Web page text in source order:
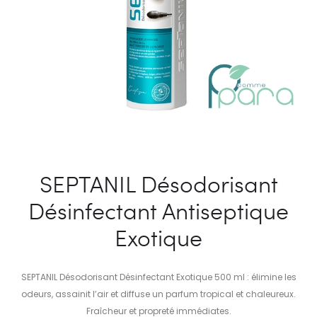
SEPTANIL Désodorisant
Désinfectant Antiseptique
Exotique
SEPTANIL Désodorisant Désinfectant Exotique 500 ml : élimine les
odeurs, assainit l’air et diffuse un parfum tropical et chaleureux.
Fraîcheur et propreté immédiates.